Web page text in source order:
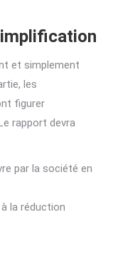
et simplement
les
figurer
rapport devra
par la société en
la réduction